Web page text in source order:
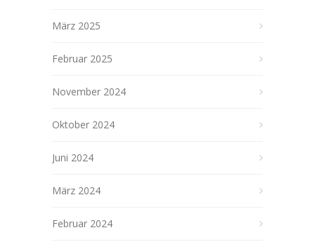
März 2025
Februar 2025
November 2024
Oktober 2024
Juni 2024
März 2024
Februar 2024